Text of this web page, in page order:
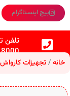
پیج اینستاگرام
تلفن
خانه تجهیزات